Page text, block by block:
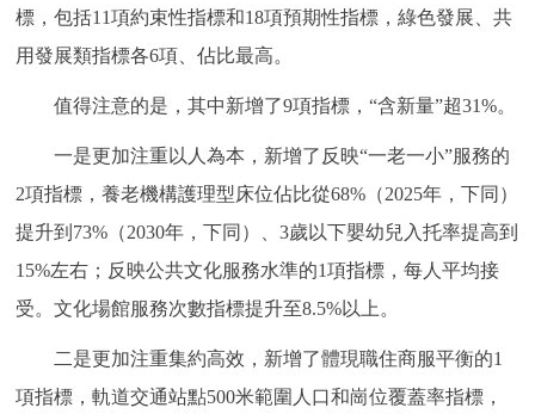
參與調查 線上訪談 圖説互動
走進北京
北京概況 十六區概覽 人文北京
綠色北京 圖説北京
多語種
標，包括11項約束性指標和18項預期性指標，綠色發展、共
用發展類指標各6項、佔比最高。
值得注意的是，其中新增了9項指標，“含新量”超31%。
一是更加注重以人為本，新增了反映“一老一小”服務的
2項指標，養老機構護理型床位佔比從68%（2025年，下同）
提升到73%（2030年，下同）、3歲以下嬰幼兒入托率提高到
15%左右；反映公共文化服務水準的1項指標，每人平均接
受。文化場館服務次數指標提升至8.5%以上。
二是更加注重集約高效，新增了體現職住商服平衡的1
項指標，軌道交通站點500米範圍人口和崗位覆蓋率指標，